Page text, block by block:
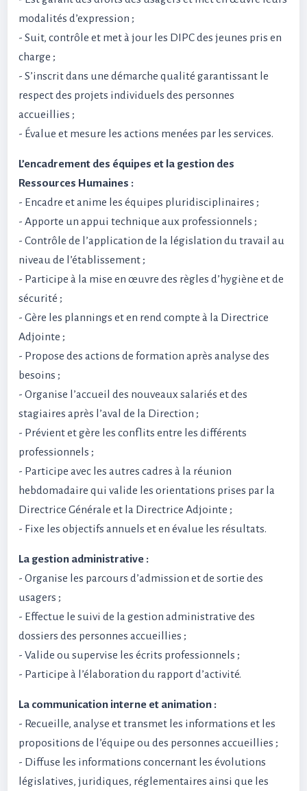
modalités d’expression ;
- Suit, contrôle et met à jour les DIPC des jeunes pris en
charge ;
- S’inscrit dans une démarche qualité garantissant le
respect des projets individuels des personnes
accueillies ;
- Évalue et mesure les actions menées par les services.
L’encadrement des équipes et la gestion des
Ressources Humaines :
- Encadre et anime les équipes pluridisciplinaires ;
- Apporte un appui technique aux professionnels ;
- Contrôle de l’application de la législation du travail au
niveau de l’établissement ;
- Participe à la mise en œuvre des règles d’hygiène et de
sécurité ;
- Gère les plannings et en rend compte à la Directrice
Adjointe ;
- Propose des actions de formation après analyse des
besoins ;
- Organise l’accueil des nouveaux salariés et des
stagiaires après l’aval de la Direction ;
- Prévient et gère les conflits entre les différents
professionnels ;
- Participe avec les autres cadres à la réunion
hebdomadaire qui valide les orientations prises par la
Directrice Générale et la Directrice Adjointe ;
- Fixe les objectifs annuels et en évalue les résultats.
La gestion administrative :
- Organise les parcours d’admission et de sortie des
usagers ;
- Effectue le suivi de la gestion administrative des
dossiers des personnes accueillies ;
- Valide ou supervise les écrits professionnels ;
- Participe à l’élaboration du rapport d’activité.
La communication interne et animation :
- Recueille, analyse et transmet les informations et les
propositions de l’équipe ou des personnes accueillies ;
- Diffuse les informations concernant les évolutions
législatives, juridiques, réglementaires ainsi que les